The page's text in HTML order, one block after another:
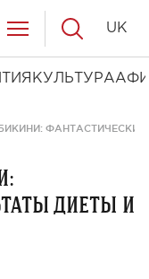
КУЛЬТУРА
UK
ФАНТАСТИЧЕСКИЕ
диеты и